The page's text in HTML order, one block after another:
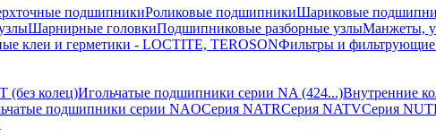
подшипникиРоликовые подшипникиШариковые
Шарнирные головкиПодшипниковые разборные узлыМанжеты,
клеи и герметики - LOCTITE, TEROSONФильтры и
(без колец)Игольчатые подшипники серии NA (424...)Внутренние
подшипники серии NAOСерия NATRСерия NATVСерия